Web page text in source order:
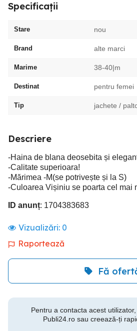
Specificații
Stare nou
Brand alte marci
Marime 38-40|m
Destinat pentru femei
Tip jachete /
Descriere
-Haina de blana deosebita și
-Calitate superioara!
-Mărimea -M(se potrivește și la S)
-Culoarea Vișiniu se poarta cel mai
ID anunț: 1704383683
Vizualizări: 0
Raportează
Fă
Pentru a contacta acest
Publi24.ro sau creează-ți